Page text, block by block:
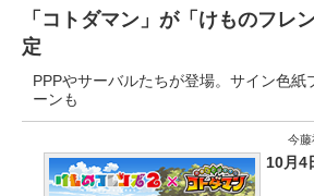
「コトダマン」が「けものフレ
定
PPPやサーバルたちが登場。サイン色紙
ーンも
今
10月4